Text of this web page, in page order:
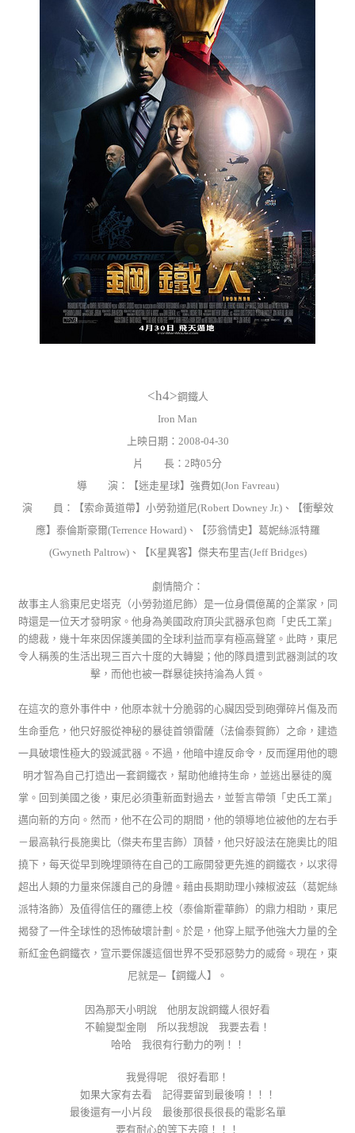
<h4>鋼鐵人
Iron Man
上映日期： 2008-04-30
片 長： 2時05分
導 演：
【迷走星球】強費如(Jon Favreau)
演 員：
【索命黃道帶】小勞勃道尼(Robert Downey Jr.)、【衝擊效
應】泰倫斯豪爾(Terrence Howard)、【莎翁情史】葛妮絲派特羅
(Gwyneth Paltrow)、【K星異客】傑夫布里吉(Jeff Bridges)
劇情簡介：
故事主人翁東尼史塔克（小勞勃道尼飾）是一位身價億萬的企業家，同
時還是一位天才發明家。他身為美國政府頂尖武器承包商「史氏工業」
的總裁，幾十年來因保護美國的全球利益而享有極高聲望。此時，東尼
令人稱羨的生活出現三百六十度的大轉變；他的隊員遭到武器測試的攻
擊，而他也被一群暴徒挾持淪為人質。
在這次的意外事件中，他原本就十分脆弱的心臟因受到砲彈碎片傷及而
生命垂危，他只好服從神秘的暴徒首領雷薩（法倫泰賀飾）之命，建造
一具破壞性極大的毀滅武器。不過，他暗中違反命令，反而運用他的聰
明才智為自己打造出一套鋼鐵衣，幫助他維持生命，並逃出暴徒的魔
掌。回到美國之後，東尼必須重新面對過去，並誓言帶領「史氏工業」
邁向新的方向。然而，他不在公司的期間，他的領導地位被他的左右手
－最高執行長施奧比（傑夫布里吉飾）頂替，他只好設法在施奧比的阻
撓下，每天從早到晚埋頭待在自己的工廠開發更先進的鋼鐵衣，以求得
超出人類的力量來保護自己的身體。藉由長期助理小辣椒波茲（葛妮絲
派特洛飾）及值得信任的羅德上校（泰倫斯霍華飾）的鼎力相助，東尼
揭發了一件全球性的恐怖破壞計劃。於是，他穿上賦予他強大力量的全
新紅金色鋼鐵衣，宣示要保護這個世界不受邪惡勢力的威脅。現在，東
尼就是─【鋼鐵人】。
因為那天小明說 他朋友說鋼鐵人很好看
不輸變型金剛 所以我想說 我要去看！
哈哈 我很有行動力的咧！！
我覺得呢 很好看耶！
如果大家有去看 記得要留到最後唷！！！
最後還有一小片段 最後那很長很長的電影名單
要有耐心的等下去唷！！！